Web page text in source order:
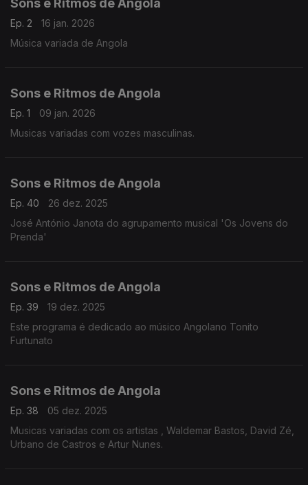
Sons e Ritmos de Angola
Ep. 2
16 jan. 2026
Música variada de Angola
Sons e Ritmos de Angola
Ep. 1
09 jan. 2026
Musicas variadas com vozes masculinas.
Sons e Ritmos de Angola
Ep. 40
26 dez. 2025
José António Janota do agrupamento musical 'Os Jovens do
Prenda'
Sons e Ritmos de Angola
Ep. 39
19 dez. 2025
Este programa é dedicado ao músico Angolano Tonito
Furtunato
Sons e Ritmos de Angola
Ep. 38
05 dez. 2025
Musicas variadas com os artistas , Waldemar Bastos, David Zé,
Urbano de Castros e Artur Nunes.